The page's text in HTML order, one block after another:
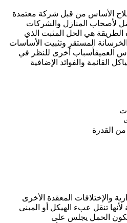
الأساس من قبل شركة معتمدة
لأصحاب المنازل والشركات
الطريقة هي الحل المثبت الذي
الخرسانة المستقر وتثبيت الأساسات
العميقأسباب أخرى للنظر في
القائمة والفوائد الإضافية
من القدرة
والإختلافات المعقدة الأخرى
تنقل عبء الهيكل أو المبنى
الحمل يجلس على